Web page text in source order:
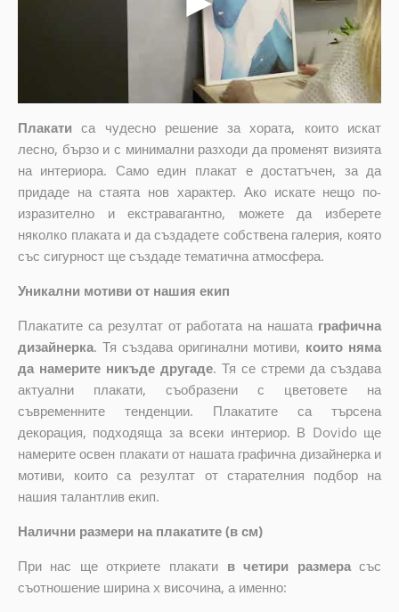
Плакати са чудесно решение за хората, които искат
лесно, бързо и с минимални разходи да променят визията
на интериора. Само един плакат е достатъчен, за да
придаде на стаята нов характер. Ако искате нещо по-
изразително и екстравагантно, можете да изберете
няколко плаката и да създадете собствена галерия, която
със сигурност ще създаде тематична атмосфера.
Уникални мотиви от нашия екип
Плакатите са резултат от работата на нашата графична
дизайнерка. Тя създава оригинални мотиви, които няма
да намерите никъде другаде. Тя се стреми да създава
актуални плакати, съобразени с цветовете на
съвременните тенденции. Плакатите са търсена
декорация, подходяща за всеки интериор. В Dovido ще
намерите освен плакати от нашата графична дизайнерка и
мотиви, които са резултат от старателния подбор на
нашия талантлив екип.
Налични размери на плакатите (в см)
При нас ще откриете плакати в четири размера със
съотношение ширина x височина, а именно: